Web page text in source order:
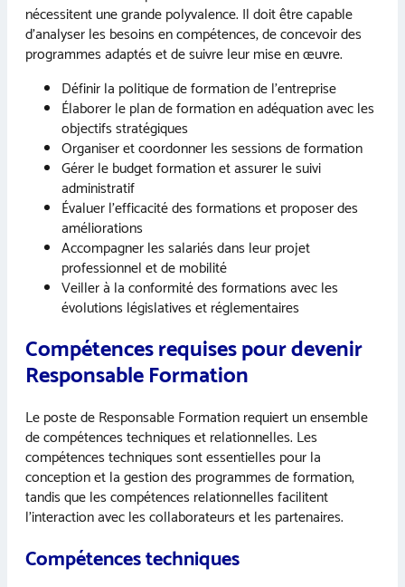
nécessitent une grande polyvalence. Il doit être capable
d’analyser les besoins en compétences, de concevoir des
programmes adaptés et de suivre leur mise en œuvre.
Définir la politique de formation de l’entreprise
Élaborer le plan de formation en adéquation avec les
objectifs stratégiques
Organiser et coordonner les sessions de formation
Gérer le budget formation et assurer le suivi
administratif
Évaluer l’efficacité des formations et proposer des
améliorations
Accompagner les salariés dans leur projet
professionnel et de mobilité
Veiller à la conformité des formations avec les
évolutions législatives et réglementaires
Compétences requises pour devenir
Responsable Formation
Le poste de Responsable Formation requiert un ensemble
de compétences techniques et relationnelles. Les
compétences techniques sont essentielles pour la
conception et la gestion des programmes de formation,
tandis que les compétences relationnelles facilitent
l’interaction avec les collaborateurs et les partenaires.
Compétences techniques